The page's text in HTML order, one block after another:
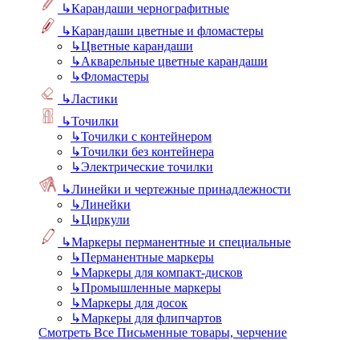
↳Карандаши чернографитные
↳Карандаши цветные и фломастеры
↳Цветные карандаши
↳Акварельные цветные карандаши
↳Фломастеры
↳Ластики
↳Точилки
↳Точилки с контейнером
↳Точилки без контейнера
↳Электрические точилки
↳Линейки и чертежные принадлежности
↳Линейки
↳Циркули
↳Маркеры перманентные и специальные
↳Перманентные маркеры
↳Маркеры для компакт-дисков
↳Промышленные маркеры
↳Маркеры для досок
↳Маркеры для флипчартов
Смотреть Все Письменные товары, черчение